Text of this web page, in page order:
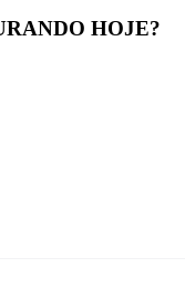
HOJE?